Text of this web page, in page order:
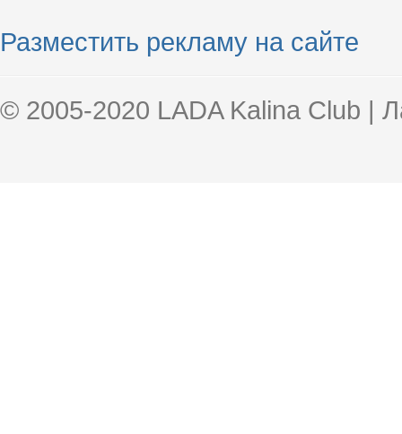
Разместить рекламу на сайте
© 2005-2020 LADA Kalina Club |